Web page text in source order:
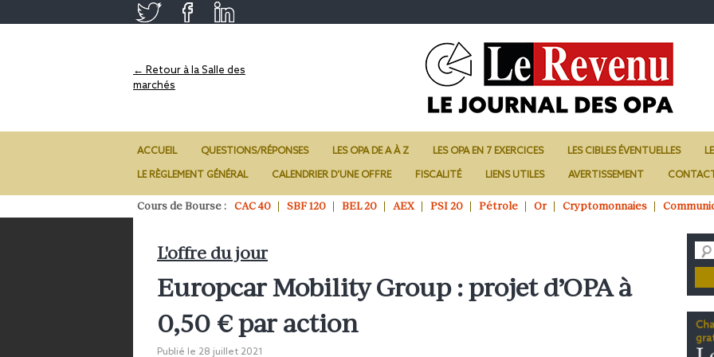
← Retour à la Salle des
marchés
ACCUEIL QUESTIONS/RÉPONSES LES OPA DE A À Z LES OPA EN 7 EXERCICES LES CIBLES ÉVENTUELLES
LE RÈGLEMENT GÉNÉRAL CALENDRIER D’UNE OFFRE FISCALITÉ LIENS UTILES AVERTISSEMENT
Cours de Bourse : CAC 40 SBF 120 BEL 20 AEX PSI 20 Pétrole Or Cryptomonnaies
L'offre du jour
Europcar Mobility Group : projet d’OPA à
0,50 € par action
Publié le 28 juillet 2021